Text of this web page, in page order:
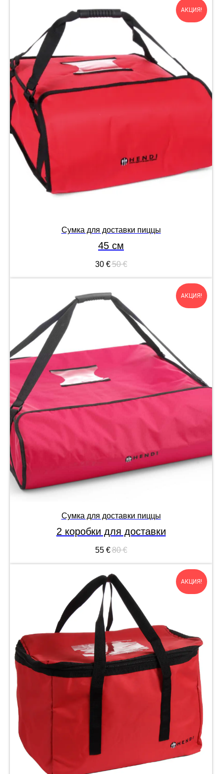
АКЦИЯ!
Сумка для доставки пиццы
45 см
30 €50 €
АКЦИЯ!
Сумка для доставки пиццы
2 коробки для доставки
55 €80 €
АКЦИЯ!